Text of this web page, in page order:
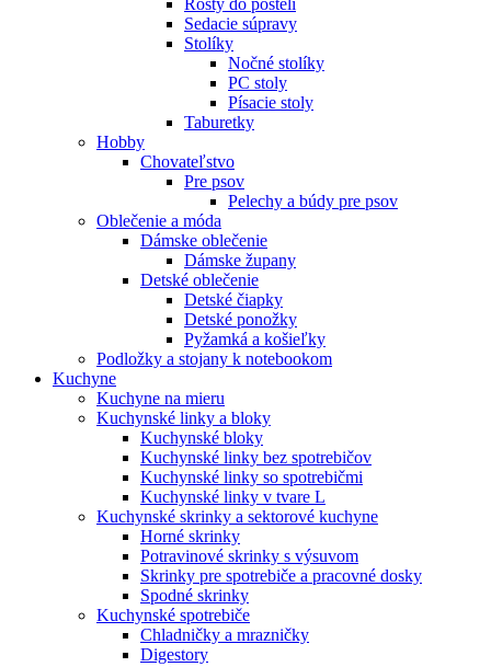
Sedacie súpravy
Stolíky
Nočné stolíky
PC stoly
Písacie stoly
Taburetky
Hobby
Chovateľstvo
Pre psov
Pelechy a búdy pre psov
Oblečenie a móda
Dámske oblečenie
Dámske župany
Detské oblečenie
Detské čiapky
Detské ponožky
Pyžamká a košieľky
Podložky a stojany k notebookom
Kuchyne
Kuchyne na mieru
Kuchynské linky a bloky
Kuchynské bloky
Kuchynské linky bez spotrebičov
Kuchynské linky so spotrebičmi
Kuchynské linky v tvare L
Kuchynské skrinky a sektorové kuchyne
Horné skrinky
Potravinové skrinky s výsuvom
Skrinky pre spotrebiče a pracovné dosky
Spodné skrinky
Kuchynské spotrebiče
Chladničky a mrazničky
Digestory